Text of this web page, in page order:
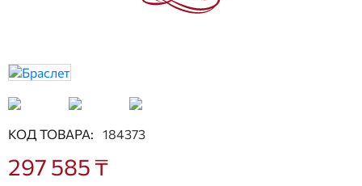
КОД ТОВАРА: 184373
297 585 ₸